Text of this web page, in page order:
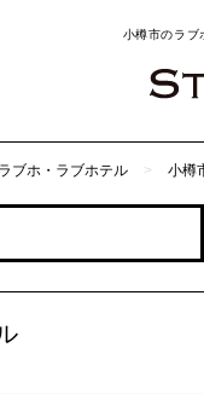
小樽市のラブ
ブホ・ラブホテル 小樽